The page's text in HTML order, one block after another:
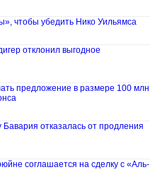
чтобы убедить Нико Уильямса
отклонил выгодное
предложение в размере 100 млн
отказалась от продления
соглашается на сделку с «Аль-